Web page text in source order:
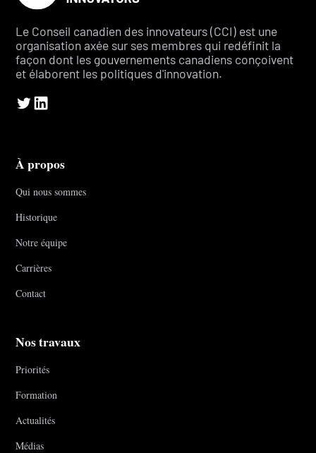
Le Conseil canadien des innovateurs (CCI) est une
organisation axée sur ses membres qui redéfinit la
façon dont les gouvernements canadiens conçoivent
et élaborent les politiques d'innovation.
À propos
Qui nous sommes
Historique
Notre équipe
Carrières
Contact
Nos travaux
Priorités
Formation
Actualités
Médias